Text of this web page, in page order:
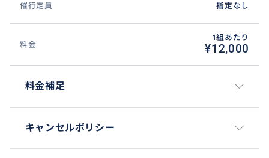
催行定員 指定なし
料金
1組あたり
¥12,000
料金補足
キャンセルポリシー